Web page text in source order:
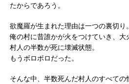
たからであろう。
欲魔羅が生まれた理由は一つの裏切り。
俺の村に昔誰かが火をつけていき、大
村人の半数が死に壊滅状態。
もうボロボロだった。
そんな中、半数死んだ村人のすべて